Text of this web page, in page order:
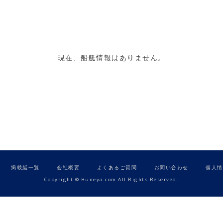
現在、船艇情報はありません。
掲載艇一覧 会社概要 よくあるご質問 お問い合わせ
個人
Copyright © Huneya.com All Rights Reserved.